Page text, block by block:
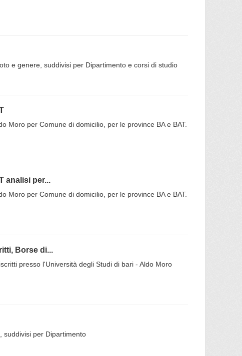
e genere, suddivisi per Dipartimento e corsi di studio
Moro per Comune di domicilio, per le province BA e BAT.
analisi per...
Moro per Comune di domicilio, per le province BA e BAT.
Borse di...
presso l'Università degli Studi di bari - Aldo Moro
suddivisi per Dipartimento